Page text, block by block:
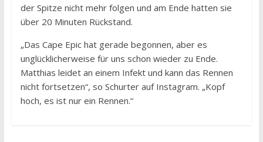
der Spitze nicht mehr folgen und am Ende hatten sie
über 20 Minuten Rückstand.
„Das Cape Epic hat gerade begonnen, aber es
unglücklicherweise für uns schon wieder zu Ende.
Matthias leidet an einem Infekt und kann das Rennen
nicht fortsetzen“, so Schurter auf Instagram. „Kopf
hoch, es ist nur ein Rennen.“